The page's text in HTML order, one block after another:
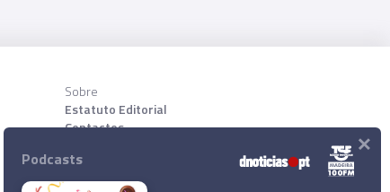
Sobre
Estatuto Editorial
Contactos
Download App
Podcasts ×